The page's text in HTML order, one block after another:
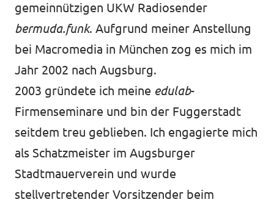
gemeinnützigen UKW Radiosender
bermuda.funk. Aufgrund meiner Anstellung
bei Macromedia in München zog es mich im
Jahr 2002 nach Augsburg.
2003 gründete ich meine edulab-
Firmenseminare und bin der Fuggerstadt
seitdem treu geblieben. Ich engagierte mich
als Schatzmeister im Augsburger
Stadtmauerverein und wurde
stellvertretender Vorsitzender beim